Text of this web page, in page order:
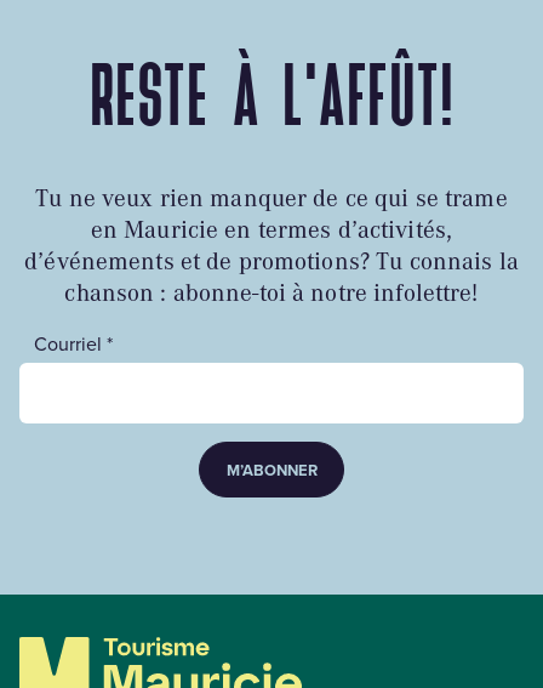
RESTE À L'AFFÛT!
Tu ne veux rien manquer de ce qui se trame
en Mauricie en termes d’activités,
d’événements et de promotions? Tu connais la
chanson : abonne-toi à notre infolettre!
Courriel *
M’ABONNER